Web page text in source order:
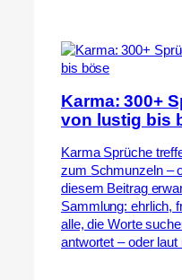
Karma: 300+
von lustig bis
Karma Sprüche
zum Schmunzeln –
diesem Beitrag
Sammlung: ehrlich,
alle, die Worte
antwortet – oder